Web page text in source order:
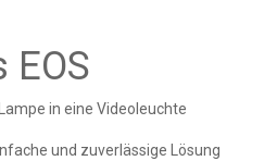
in eine Videoleuchte
und zuverlässige Lösung